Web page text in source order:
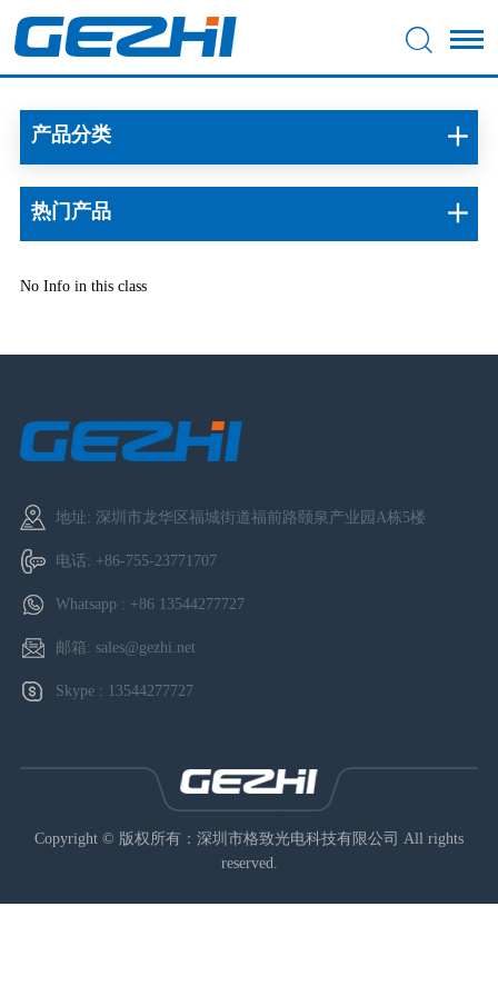
产品分类
热门产品
No Info in this class
地址: 深圳市龙华区福城街道福前路颐泉产业园A栋5楼
电话: +86-755-23771707
Whatsapp : +86 13544277727
邮箱: sales@gezhi.net
Skype : 13544277727
Copyright © 版权所有：深圳市格致光电科技有限公司 All rights
reserved.